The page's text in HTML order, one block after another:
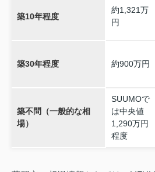
築10年程度
約1,321万
円
築30年程度 約900万円
築不問（一般的な相
場）
SUUMOで
は中央値
1,290万円
程度